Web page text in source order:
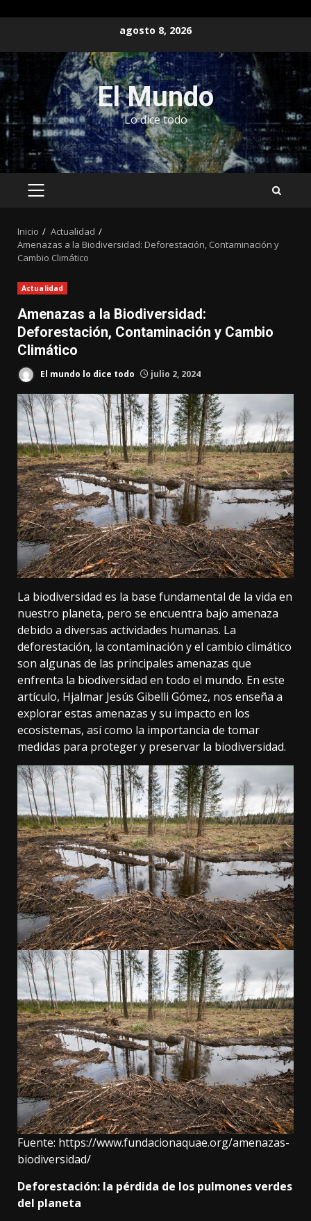
contenido
agosto 8, 2026
El Mundo
Lo dice todo
MENÚ
Inicio
Actualidad
Amenazas a la Biodiversidad: Deforestación, Contaminación y
Cambio Climático
Actualidad
Amenazas a la Biodiversidad:
Deforestación, Contaminación y Cambio
Climático
El mundo lo dice todo julio 2, 2024
La biodiversidad es la base fundamental de la vida en
nuestro planeta, pero se encuentra bajo amenaza
debido a diversas actividades humanas. La
deforestación, la contaminación y el cambio climático
son algunas de las principales amenazas que
enfrenta la biodiversidad en todo el mundo. En este
artículo, Hjalmar Jesús Gibelli Gómez, nos enseña a
explorar estas amenazas y su impacto en los
ecosistemas, así como la importancia de tomar
medidas para proteger y preservar la biodiversidad.
Fuente: https://www.fundacionaquae.org/amenazas-
biodiversidad/
Deforestación: la pérdida de los pulmones verdes
del planeta